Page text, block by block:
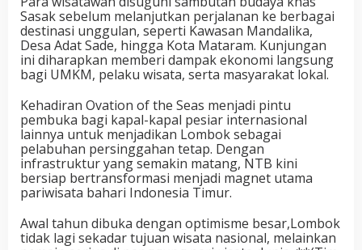
Sasak sebelum melanjutkan perjalanan ke berbagai
destinasi unggulan, seperti Kawasan Mandalika,
Desa Adat Sade, hingga Kota Mataram. Kunjungan
ini diharapkan memberi dampak ekonomi langsung
bagi UMKM, pelaku wisata, serta masyarakat lokal.
Kehadiran Ovation of the Seas menjadi pintu
pembuka bagi kapal-kapal pesiar internasional
lainnya untuk menjadikan Lombok sebagai
pelabuhan persinggahan tetap. Dengan
infrastruktur yang semakin matang, NTB kini
bersiap bertransformasi menjadi magnet utama
pariwisata bahari Indonesia Timur.
Awal tahun dibuka dengan optimisme besar,Lombok
tidak lagi sekadar tujuan wisata nasional, melainkan